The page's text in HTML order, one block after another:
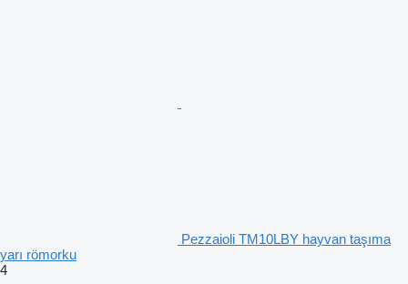
Pezzaioli TM10LBY hayvan taşıma
yarı römorku
4